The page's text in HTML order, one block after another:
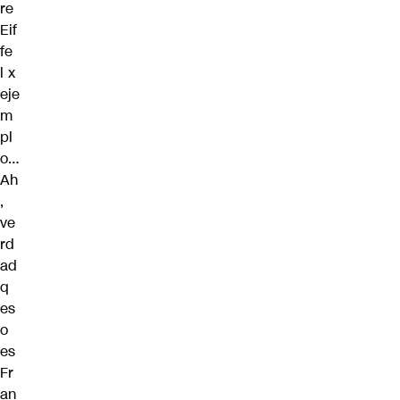
re
Eif
fe
l x
eje
m
pl
o…
Ah
,
ve
rd
ad
q
es
o
es
Fr
an